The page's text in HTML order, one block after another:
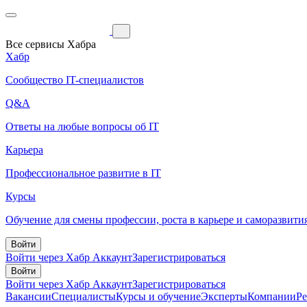
Все сервисы Хабра
Хабр
Сообщество IT-специалистов
Q&A
Ответы на любые вопросы об IT
Карьера
Профессиональное развитие в IT
Курсы
Обучение для смены профессии, роста в карьере и
Войти
Войти через Хабр АккаунтЗарегистрироваться
Войти
Войти через Хабр АккаунтЗарегистрироваться
ВакансииСпециалистыКурсы и обучениеЭкспертыКомпании